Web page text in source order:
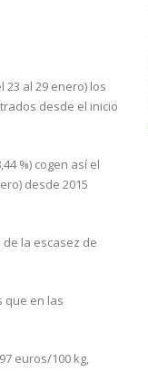
23 al 29 enero) los
desde el inicio
%) cogen así el
desde 2015
la escasez de
que en las
euros/100 kg,